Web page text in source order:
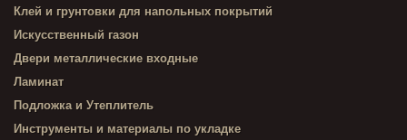
Клей и грунтовки для напольных покрытий
Искусственный газон
Двери металлические входные
Ламинат
Подложка и Утеплитель
Инструменты и материалы по укладке